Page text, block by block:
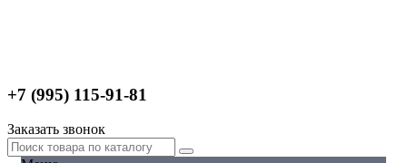
+7 (995) 115-91-81
Заказать звонок